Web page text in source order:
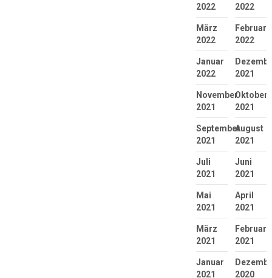
2022
2022
März
2022
Februar
2022
Januar
2022
2021
November
2021
Oktober
2021
September
2021
August
2021
Juli
2021
Juni
2021
Mai
2021
April
2021
März
2021
Februar
2021
Januar
2021
2020